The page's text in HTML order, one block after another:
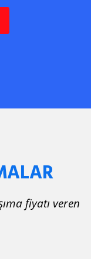
fiyatı veren